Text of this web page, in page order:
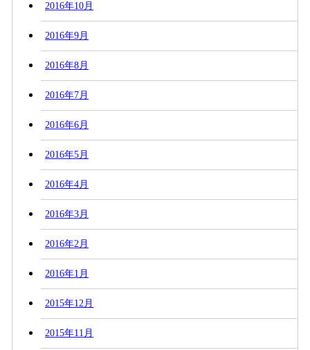
2016年10月
2016年9月
2016年8月
2016年7月
2016年6月
2016年5月
2016年4月
2016年3月
2016年2月
2016年1月
2015年12月
2015年11月